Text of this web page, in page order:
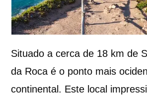
Situado a cerca de 18 km de
da Roca é o ponto mais
continental. Este local